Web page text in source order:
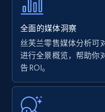
Amazon products -
upc numbers
Title, Seller name,
price, Currency,
全面的媒体洞察
丝芙兰零售媒体分析可
进行全景概览，帮助你
告 ROI。